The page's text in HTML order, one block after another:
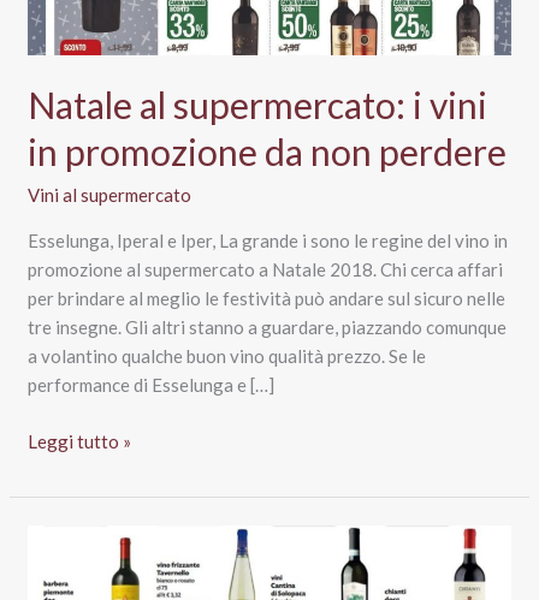
Natale al supermercato: i vini
in promozione da non perdere
Vini al supermercato
Esselunga, Iperal e Iper, La grande i sono le regine del vino in
promozione al supermercato a Natale 2018. Chi cerca affari
per brindare al meglio le festività può andare sul sicuro nelle
tre insegne. Gli altri stanno a guardare, piazzando comunque
a volantino qualche buon vino qualità prezzo. Se le
performance di Esselunga e […]
Natale
supermercato:
Leggi tutto »